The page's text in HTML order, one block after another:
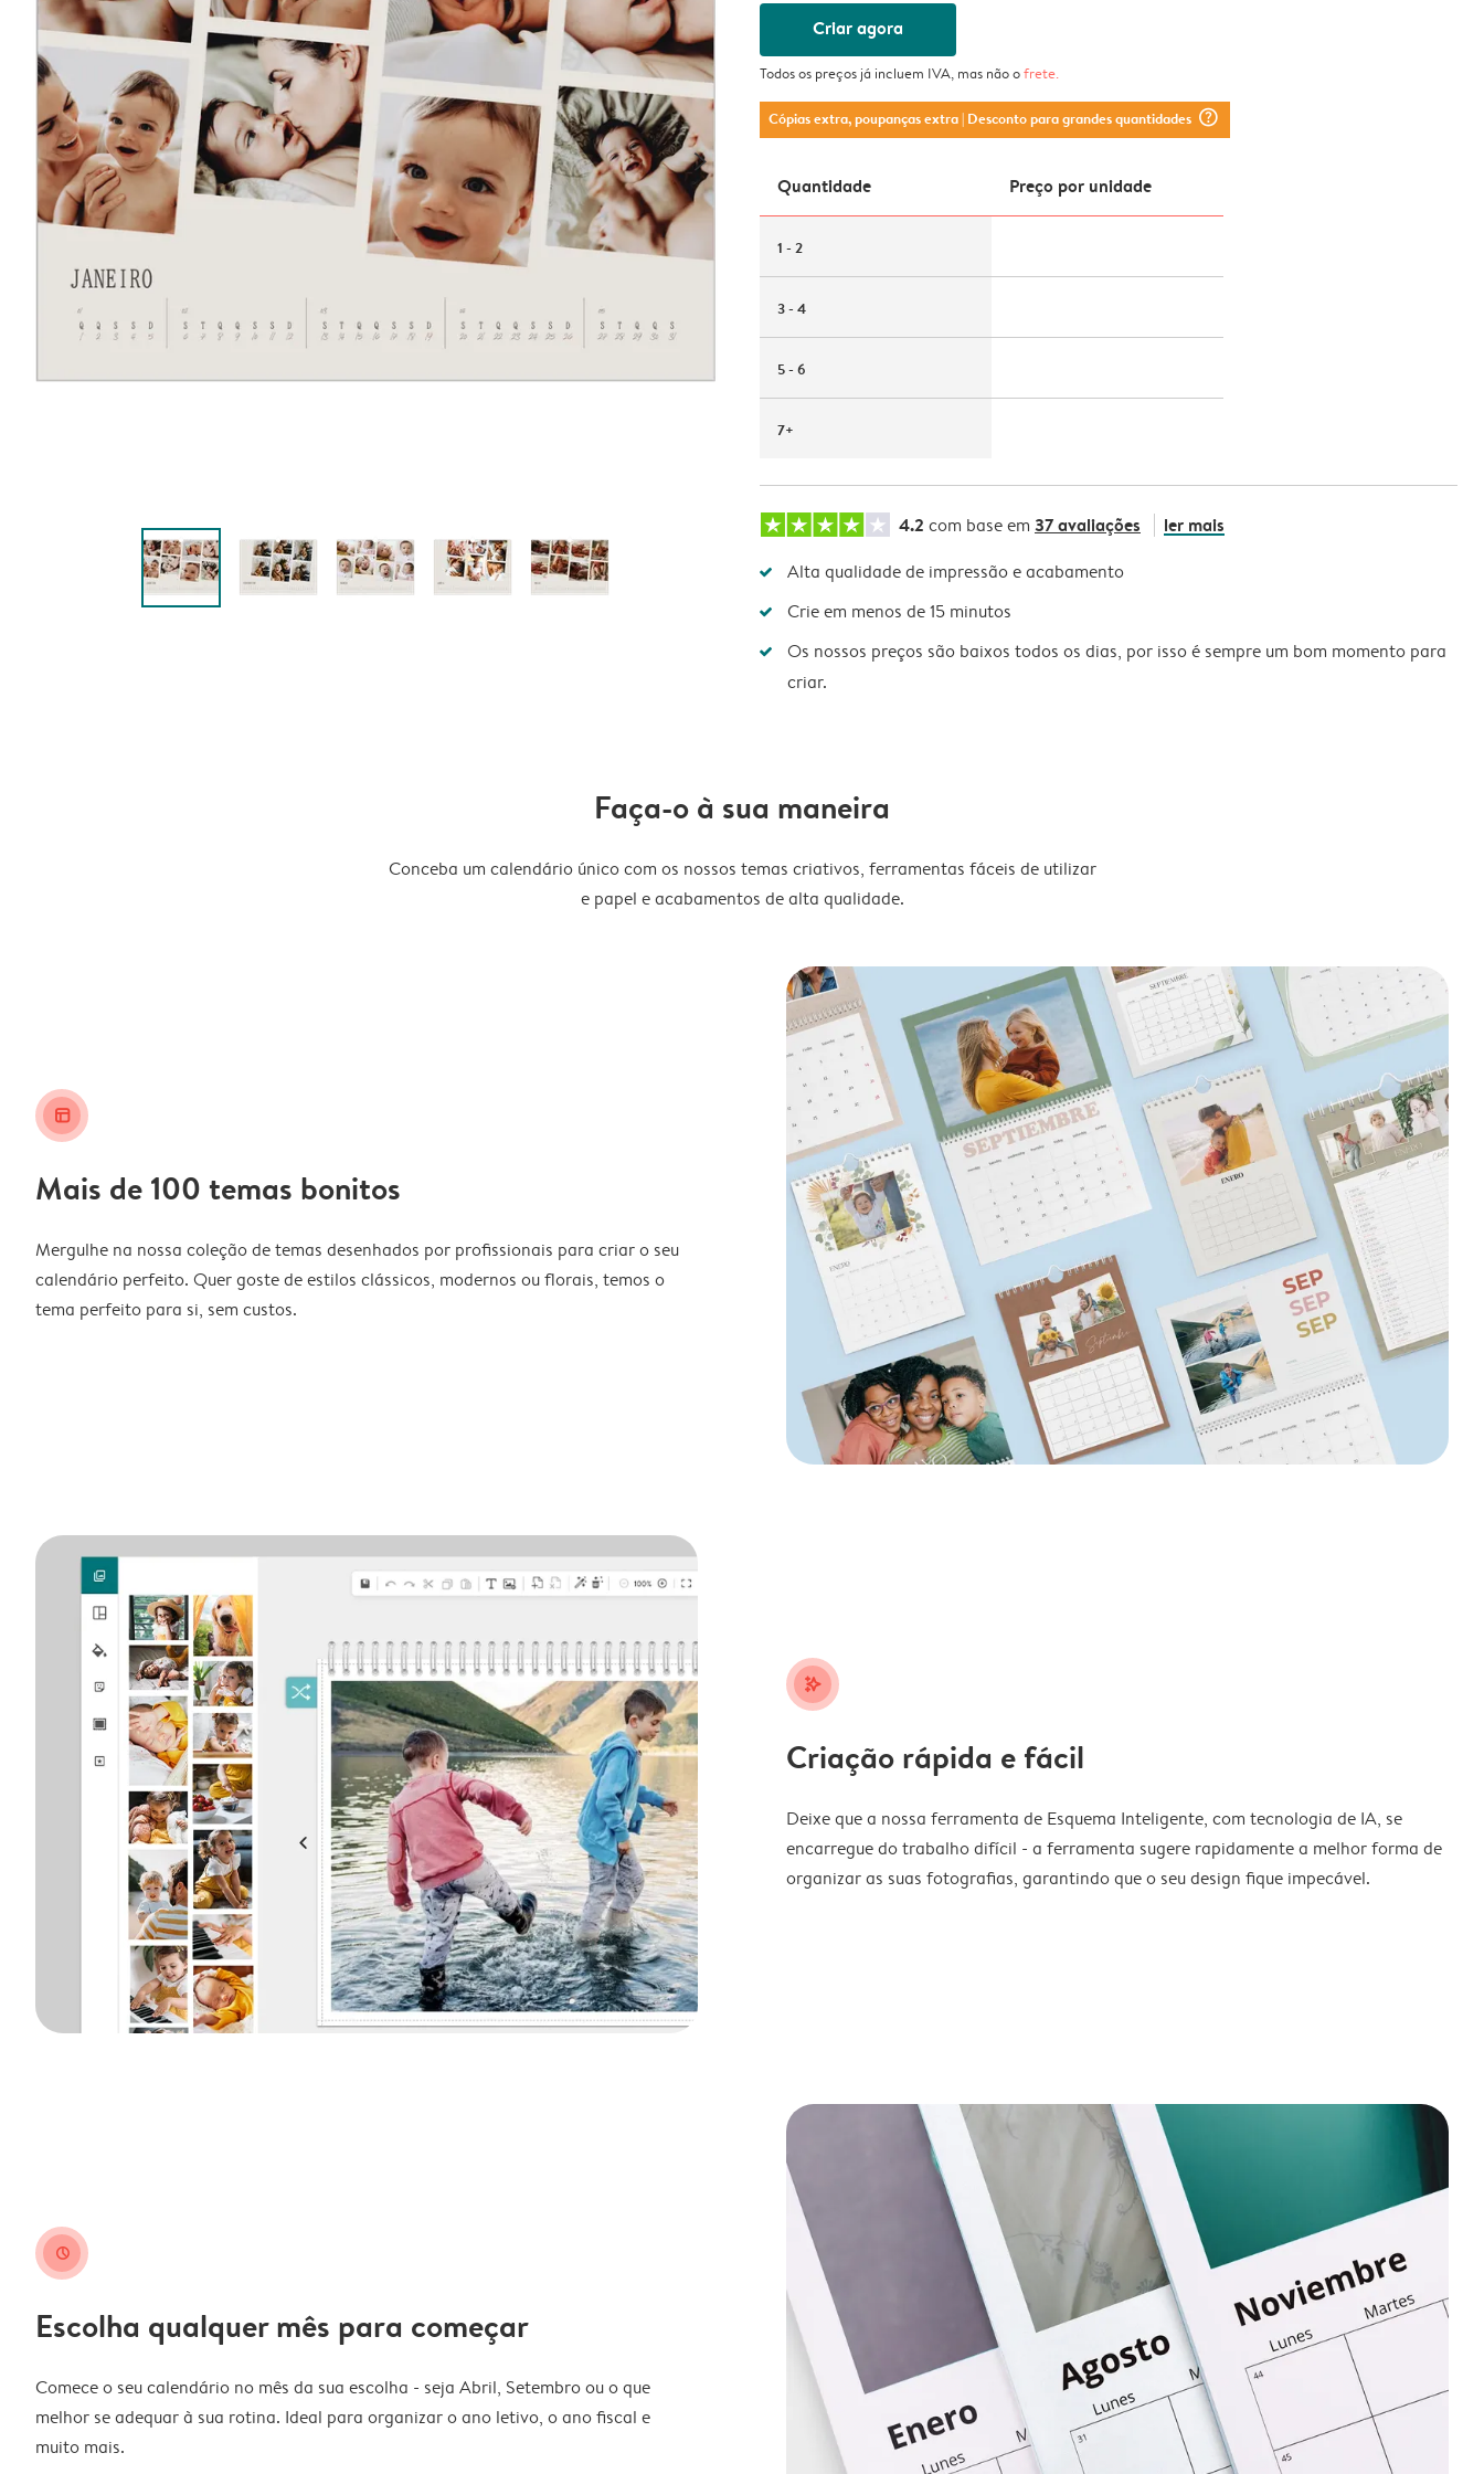
Criar agora
Todos os preços já incluem IVA, mas não ofrete.
Cópias extra, poupanças extra| Desconto para grandes quantidades question_mark_circle
Quantidade Preço por unidade
1 - 2
3 - 4
5 - 6
7+
4.2 com base em 37 avaliações ler mais
Alta qualidade de impressão e acabamento
Crie em menos de 15 minutos
Os nossos preços são baixos todos os dias, por isso é sempre um bom momento para
criar.
Faça-o à sua maneira
Conceba um calendário único com os nossos temas criativos, ferramentas fáceis de utilizar
e papel e acabamentos de alta qualidade.
layout_alt
Mais de 100 temas bonitos
Mergulhe na nossa coleção de temas desenhados por profissionais para criar o seu
calendário perfeito. Quer goste de estilos clássicos, modernos ou florais, temos o
tema perfeito para si, sem custos.
stars_plus
Criação rápida e fácil
Deixe que a nossa ferramenta de Esquema Inteligente, com tecnologia de IA, se
encarregue do trabalho difícil - a ferramenta sugere rapidamente a melhor forma de
organizar as suas fotografias, garantindo que o seu design fique impecável.
clock
Escolha qualquer mês para começar
Comece o seu calendário no mês da sua escolha - seja Abril, Setembro ou o que
melhor se adequar à sua rotina. Ideal para organizar o ano letivo, o ano fiscal e
muito mais.